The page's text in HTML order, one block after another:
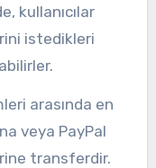
kullanıcılar
istedikleri
arasında en
veya PayPal
transferdir.